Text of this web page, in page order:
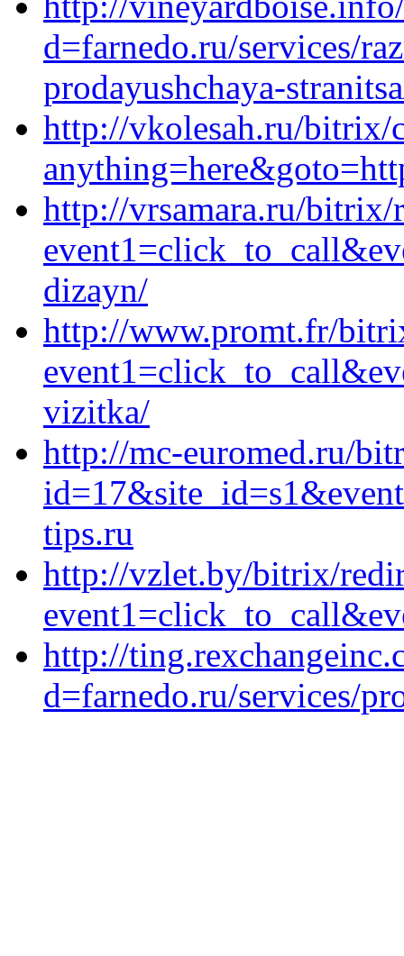
d=farnedo.ru/services/
prodayushchaya-
http://vkolesah.ru/bitrix/
http://vrsamara.ru/bitrix/
dizayn/
http://www.promt.fr/
vizitka/
http://mc-euromed.ru/
tips.ru
http://vzlet.by/bitrix/
http://
d=farnedo.ru/services/